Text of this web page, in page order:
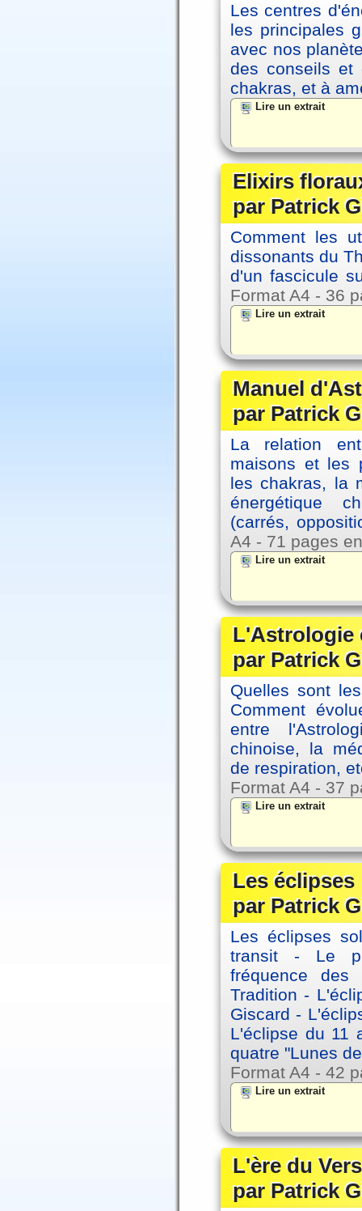
Les centres
les principales
avec nos
des conseils et
chakras, et à
Lire un extrait
Elixirs
par Patrick
Comment les
dissonants du
d'un fascicule
Format A4 - 36
Lire un extrait
Manuel
par Patrick
La relation
maisons et les
les chakras, la
énergétique
(carrés,
A4 - 71 pages
Lire un extrait
L'Astrologie
par Patrick
Quelles sont
Comment
entre
chinoise, la
de respiration,
Format A4 - 37
Lire un extrait
Les éclipses
par Patrick
Les éclipses
transit - Le
fréquence
Tradition -
Giscard -
L'éclipse du 11
quatre "Lunes
Format A4 - 42
Lire un extrait
L'ère du
par Patrick